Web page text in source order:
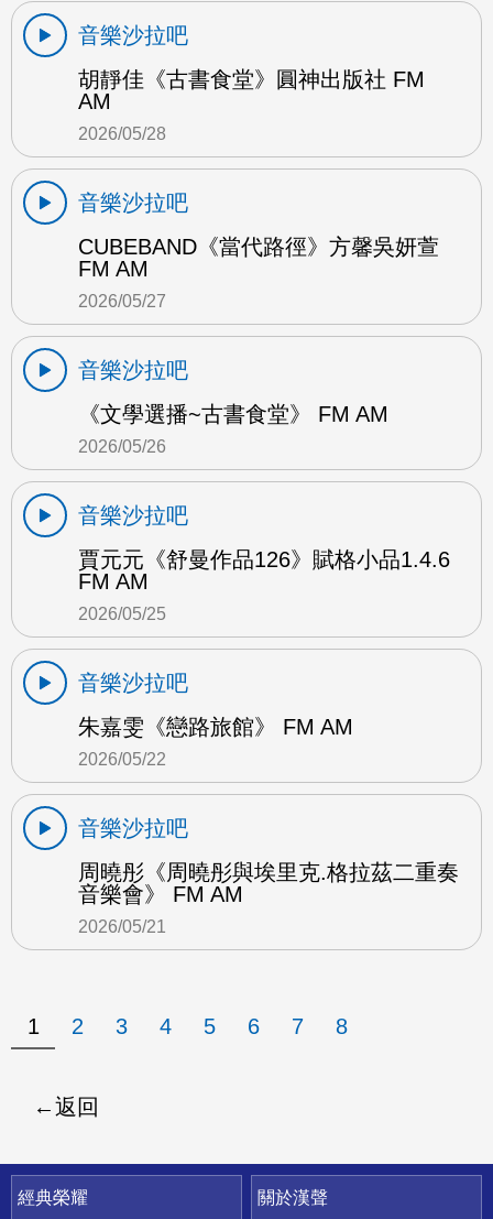
音樂沙拉吧
胡靜佳《古書食堂》圓神出版社 FM
AM
2026/05/28
音樂沙拉吧
CUBEBAND《當代路徑》方馨吳妍萱
FM AM
2026/05/27
音樂沙拉吧
《文學選播~古書食堂》 FM AM
2026/05/26
音樂沙拉吧
賈元元《舒曼作品126》賦格小品1.4.6
FM AM
2026/05/25
音樂沙拉吧
朱嘉雯《戀路旅館》 FM AM
2026/05/22
音樂沙拉吧
周曉彤《周曉彤與埃里克.格拉茲二重奏
音樂會》 FM AM
2026/05/21
1 2 3 4 5 6 7 8
返回
快速連結
經典榮耀
關於漢聲